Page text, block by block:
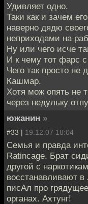
Удивляет одно.
Таки как и зачем
наверно дядю
неприходами на
Ну или чего исче
И к чему тот фарс
Чего так просто не
Кашмар.
Хотя мож опять не
через недульку
южанин »
#33 | 19.12.07 18:04
Семья и правда
Ratincage. Брат
другой с
восстанавливают
писАл про
органах. Ахтунг!